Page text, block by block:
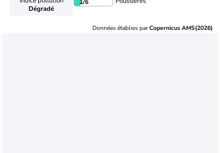
Dégradé
/6
Données établies parCopernicus AMS(2026)